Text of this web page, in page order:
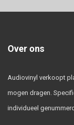
Over ons
Audiovinyl verkoopt
mogen dragen.
individueel